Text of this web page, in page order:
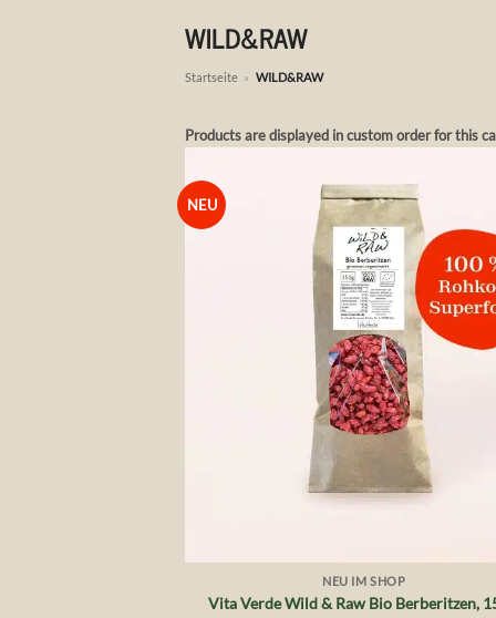
WILD&RAW
Startseite » WILD&RAW
Products are displayed in custom order for this
NEU
NEU IM SHOP
Vita Verde Wild & Raw Bio Berberitzen,